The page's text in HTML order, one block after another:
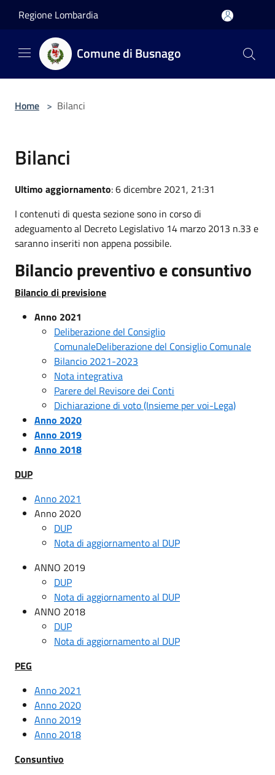
Regione Lombardia
Comune di Busnago
Home > Bilanci
Bilanci
Ultimo aggiornamento: 6 dicembre 2021, 21:31
I contenuti di questa sezione sono in corso di
adeguamento al Decreto Legislativo 14 marzo 2013 n.33 e
saranno inseriti non appena possibile.
Bilancio preventivo e consuntivo
Bilancio di previsione
Anno 2021
Deliberazione del Consiglio
ComunaleDeliberazione del Consiglio Comunale
Bilancio 2021-2023
Nota integrativa
Parere del Revisore dei Conti
Dichiarazione di voto (Insieme per voi-Lega)
Anno 2020
Anno 2019
Anno 2018
DUP
Anno 2021
Anno 2020
DUP
Nota di aggiornamento al DUP
ANNO 2019
DUP
Nota di aggiornamento al DUP
ANNO 2018
DUP
Nota di aggiornamento al DUP
PEG
Anno 2021
Anno 2020
Anno 2019
Anno 2018
Consuntivo